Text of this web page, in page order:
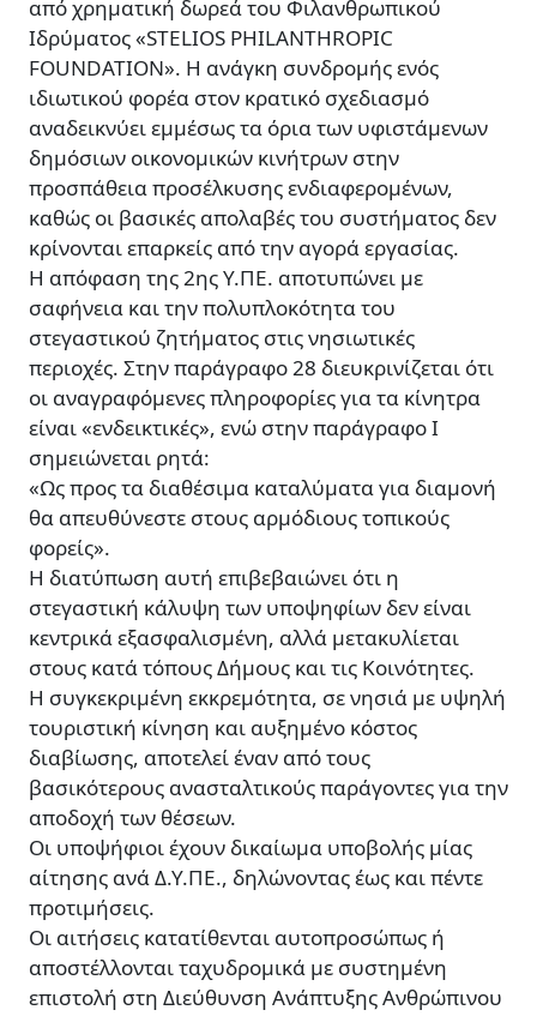
από χρηματική δωρεά του Φιλανθρωπικού
Ιδρύματος «STELIOS PHILANTHROPIC
FOUNDATION». Η ανάγκη συνδρομής ενός
ιδιωτικού φορέα στον κρατικό σχεδιασμό
αναδεικνύει εμμέσως τα όρια των υφιστάμενων
δημόσιων οικονομικών κινήτρων στην
προσπάθεια προσέλκυσης ενδιαφερομένων,
καθώς οι βασικές απολαβές του συστήματος δεν
κρίνονται επαρκείς από την αγορά εργασίας.
Η απόφαση της 2ης Υ.ΠΕ. αποτυπώνει με
σαφήνεια και την πολυπλοκότητα του
στεγαστικού ζητήματος στις νησιωτικές
περιοχές. Στην παράγραφο 28 διευκρινίζεται ότι
οι αναγραφόμενες πληροφορίες για τα κίνητρα
είναι «ενδεικτικές», ενώ στην παράγραφο Ι
σημειώνεται ρητά:
«Ως προς τα διαθέσιμα καταλύματα για διαμονή
θα απευθύνεστε στους αρμόδιους τοπικούς
φορείς».
Η διατύπωση αυτή επιβεβαιώνει ότι η
στεγαστική κάλυψη των υποψηφίων δεν είναι
κεντρικά εξασφαλισμένη, αλλά μετακυλίεται
στους κατά τόπους Δήμους και τις Κοινότητες.
Η συγκεκριμένη εκκρεμότητα, σε νησιά με υψηλή
τουριστική κίνηση και αυξημένο κόστος
διαβίωσης, αποτελεί έναν από τους
βασικότερους ανασταλτικούς παράγοντες για την
αποδοχή των θέσεων.
Οι υποψήφιοι έχουν δικαίωμα υποβολής μίας
αίτησης ανά Δ.Υ.ΠΕ., δηλώνοντας έως και πέντε
προτιμήσεις.
Οι αιτήσεις κατατίθενται αυτοπροσώπως ή
αποστέλλονται ταχυδρομικά με συστημένη
επιστολή στη Διεύθυνση Ανάπτυξης Ανθρώπινου